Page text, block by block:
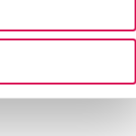
189.28